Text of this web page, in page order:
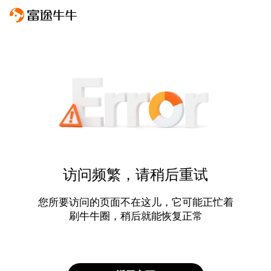
访问频繁，请稍后重试
您所要访问的页面不在这儿，它可能正忙着
刷牛牛圈，稍后就能恢复正常